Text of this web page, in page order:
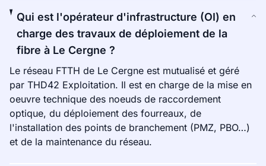
Qui est l'opérateur d'infrastructure (OI) en
charge des travaux de déploiement de la
fibre à Le Cergne ?
Le réseau FTTH de Le Cergne est mutualisé et géré
par THD42 Exploitation. Il est en charge de la mise en
oeuvre technique des noeuds de raccordement
optique, du déploiement des fourreaux, de
l'installation des points de branchement (PMZ, PBO…)
et de la maintenance du réseau.